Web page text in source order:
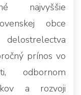
najvyššie
obce
prínos vo
odbornom
a rozvoji